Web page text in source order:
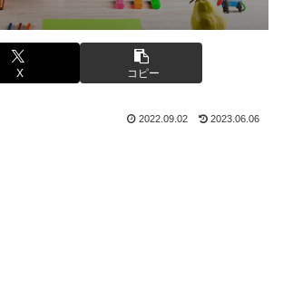
X コピー
2022.09.02 2023.06.06